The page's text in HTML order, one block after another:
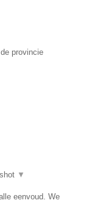
provincie
▼
eenvoud. We